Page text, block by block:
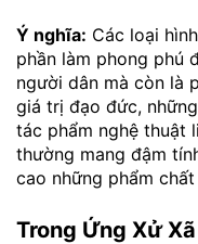
Ý nghĩa: Các loại
phần làm phong phú
người dân mà còn là
giá trị đạo đức,
tác phẩm nghệ thuật
thường mang đậm
cao những phẩm
Trong Ứng Xử